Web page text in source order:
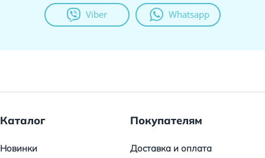
Viber Whatsapp
Каталог
Новинки
Покупателям
Доставка и оплата